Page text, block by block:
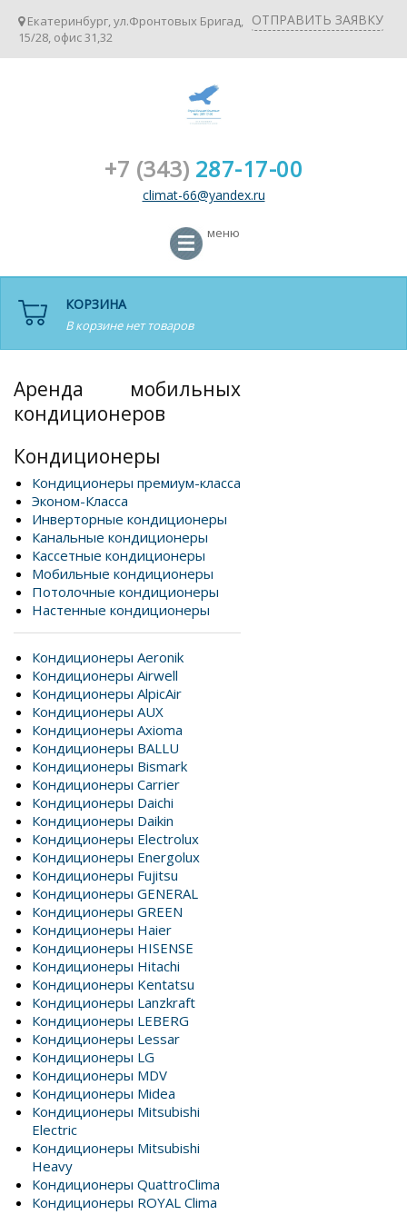
ОТПРАВИТЬ ЗАЯВКУ
Екатеринбург, ул.Фронтовых Бригад,
15/28, офис 31,32
+7 (343) 287-17-00
climat-66@yandex.ru
КОРЗИНА
В корзине нет товаров
меню
Аренда мобильных
кондиционеров
Кондиционеры
Кондиционеры премиум-класса
Эконом-Класса
Инверторные кондиционеры
Канальные кондиционеры
Кассетные кондиционеры
Мобильные кондиционеры
Потолочные кондиционеры
Настенные кондиционеры
Кондиционеры Aeronik
Кондиционеры Airwell
Кондиционеры AlpicAir
Кондиционеры AUX
Кондиционеры Axioma
Кондиционеры BALLU
Кондиционеры Bismark
Кондиционеры Carrier
Кондиционеры Daichi
Кондиционеры Daikin
Кондиционеры Electrolux
Кондиционеры Energolux
Кондиционеры Fujitsu
Кондиционеры GENERAL
Кондиционеры GREEN
Кондиционеры Haier
Кондиционеры HISENSE
Кондиционеры Hitachi
Кондиционеры Kentatsu
Кондиционеры Lanzkraft
Кондиционеры LEBERG
Кондиционеры Lessar
Кондиционеры LG
Кондиционеры MDV
Кондиционеры Midea
Кондиционеры Mitsubishi
Electric
Кондиционеры Mitsubishi
Heavy
Кондиционеры QuattroClima
Кондиционеры ROYAL Clima